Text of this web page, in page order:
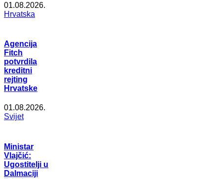
01.08.2026.
Hrvatska
Agencija
Fitch
potvrdila
kreditni
rejting
Hrvatske
01.08.2026.
Svijet
Ministar
Vlajčić:
Ugostitelji u
Dalmaciji